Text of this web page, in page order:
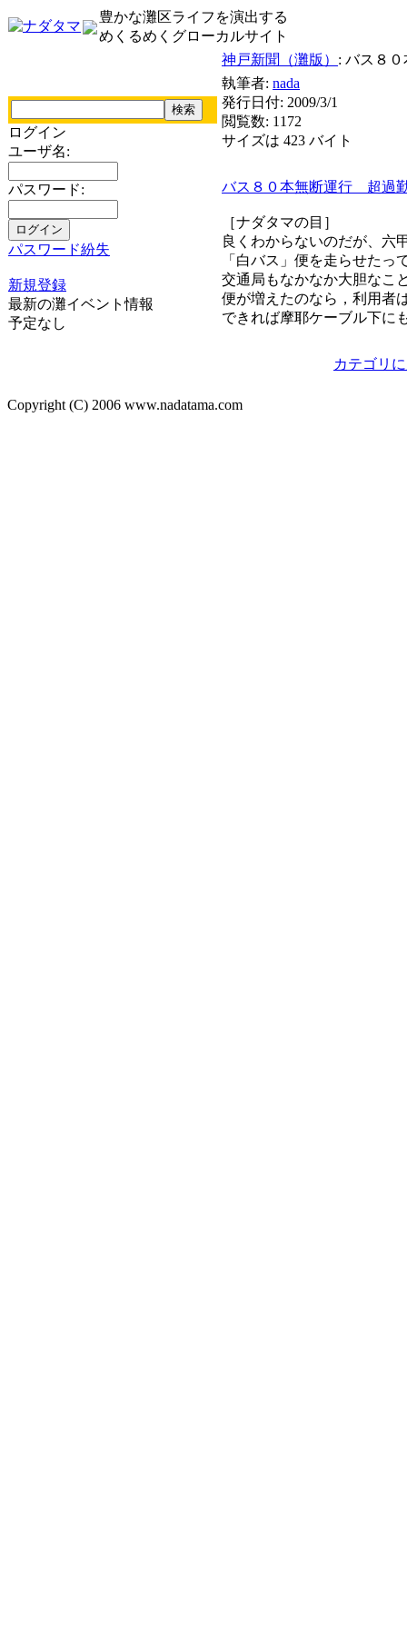
豊かな灘区ライフを演出する
めくるめくグローカルサイト
ログイン
ユーザ名:
パスワード:
パスワード紛失
新規登録
最新の灘イベント情報
予定なし
神戸新聞（灘版） : バス８
執筆者: nada
発行日付: 2009/3/1
閲覧数: 1172
サイズは 423 バイト
バス８０本無断運行 超過
［ナダタマの目］
良くわからないのだが、六
「白バス」便を走らせたっ
交通局もなかなか大胆なこ
便が増えたのなら，利用者
できれば摩耶ケーブル下に
カテゴリ
Copyright (C) 2006 www.nadatama.com